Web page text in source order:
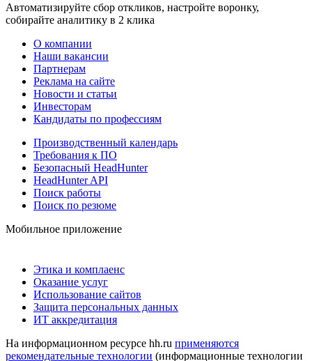
Автоматизируйте сбор откликов, настройте воронку,
собирайте аналитику в 2 клика
О компании
Наши вакансии
Партнерам
Реклама на сайте
Новости и статьи
Инвесторам
Кандидаты по профессиям
Производственный календарь
Требования к ПО
Безопасный HeadHunter
HeadHunter API
Поиск работы
Поиск по резюме
Мобильное приложение
Этика и комплаенс
Оказание услуг
Использование сайтов
Защита персональных данных
ИТ аккредитация
На информационном ресурсе hh.ru применяются
рекомендательные технологии (информационные технологии